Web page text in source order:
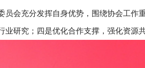
会充分发挥自身优势，围绕协会工作
研究；四是优化合作支撑，强化资源共